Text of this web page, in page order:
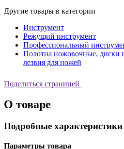
Другие товары в категории
Инструмент
Режущий инструмент
Профессиональный
Полотна ножовочные, диски
лезвия для ножей
Поделиться страницей
О товаре
Подробные характеристики
Параметры товара